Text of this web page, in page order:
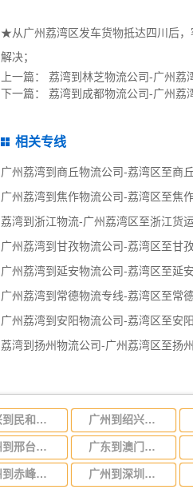
★从广州荔湾区发车货物抵达四川 后
解决；
上一篇： 荔湾到林芝物流公司-广州荔
下一篇： 荔湾到成都物流公司-广州荔
相关专线
广州荔湾到商丘物流公司-荔湾区至商
广州荔湾到焦作物流公司-荔湾区至焦
荔湾到浙江物流-广州荔湾区至浙江货
广州荔湾到甘孜物流公司-荔湾区至甘
广州荔湾到延安物流公司-荔湾区至延
广州荔湾到常德物流专线-荔湾区至常
广州荔湾到安阳物流公司-荔湾区至安
荔湾到扬州物流公司-广州荔湾区至扬
嘉兴到民和回族土族自治物流公司-货运专线价格透明「要几天时间」 广州到绍兴物流专线,承接广州到绍兴货源 快速直达
广州到邢台物流专线_广州到邢台货运专线 广东到澳门物流专线,广东到澳门货运公司 快速直达
广州到赤峰物流专线，广州到赤峰运输线路 广州到深圳物流专线，广州到深圳货运公司